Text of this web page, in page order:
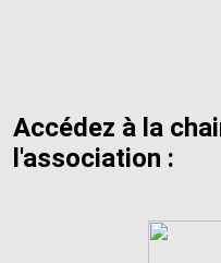
Accédez à la
l'association :